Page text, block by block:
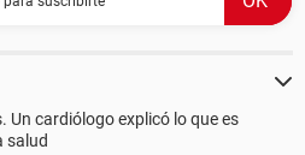
Un cardiólogo explicó lo que es
salud